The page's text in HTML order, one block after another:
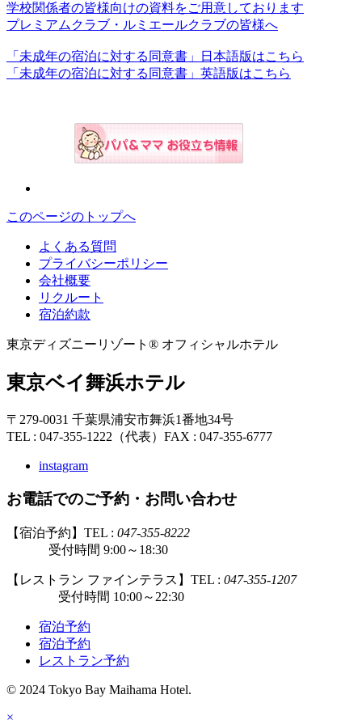
学校関係者の皆様向けの資料をご用意しております
プレミアムクラブ・ルミエールクラブの皆様へ
「未成年の宿泊に対する同意書」日本語版はこちら
「未成年の宿泊に対する同意書」英語版はこちら
このページのトップへ
よくある質問
プライバシーポリシー
会社概要
リクルート
宿泊約款
東京ディズニーリゾート® オフィシャルホテル
東京ベイ舞浜ホテル
〒279-0031 千葉県浦安市舞浜1番地34号
TEL : 047-355-1222（代表） FAX : 047-355-6777
instagram
お電話でのご予約・お問い合わせ
【宿泊予約】TEL : 047-355-8222
受付時間 9:00～18:30
【レストラン ファインテラス】TEL : 047-355-1207
受付時間 10:00～22:30
宿泊予約
宿泊予約
レストラン予約
© 2024 Tokyo Bay Maihama Hotel.
×